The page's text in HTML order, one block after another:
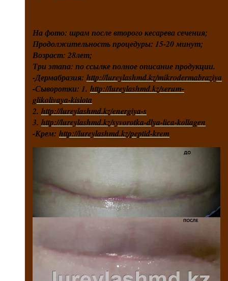
На фото: шрам после второго кесарева сечения;
Продолжительность процедуры: 15-20 минут;
Возраст: 28лет;
Три этапа: по ссылке полное описание продукции.
-Дермабразия: http://lureylashmd.kz/mikrodermabraziya
-Сыворотки: 1. http://lureylashmd.kz/serum-
glikolivaya-kislota
2. http://lureylashmd.kz/energiya-s
3. http://lureylashmd.kz/syvorotka-dlya-lica-kollagen
-Крем: http://lureylashmd.kz/peptid-krem